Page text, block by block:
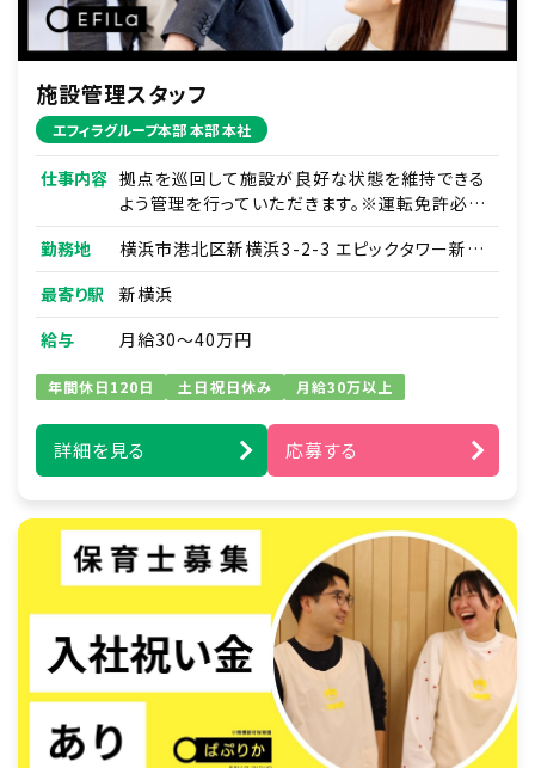
施設管理スタッフ
エフィラグループ本部 本部 本社
仕事内容 拠点を巡回して施設が良好な状態を維持できる
よう管理を行っていただきます。※運転免許必須
※
※先輩のＯＪＴのもと、下記の業務をお願い致し
ます。
■拠点巡回・管理
・稼働していない拠点の郵便物
・チラシの回収
・外れている防犯カメラの設置
■維持補修
・建物の簡易な修繕（壁の補修、ドアノブ調整な
ど）
■物品管理・破棄
・寄付物品の引き取り、各拠点への運搬
・不要になった家具や備品の解体
・搬出粗大ごみの手配、処分場への車での持ち込
み
■専門・電気設備
・簡易的な電気工事 ・照明の交換
■物件内見
・写真撮影
・水回りやインフラ、駐車場棟の確認
勤務地
横浜市港北区新横浜3-2-3 エピックタワー新横
浜 19F
最寄り駅
新横浜
給与
月給30～40万円
年間休日120日 土日祝日休み 月給30万以上
詳細を見る 応募する